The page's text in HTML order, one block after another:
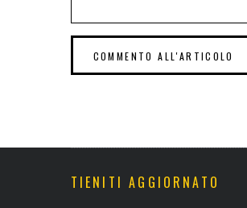
TIENITI AGGIORNATO